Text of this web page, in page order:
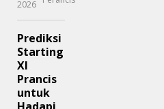
2026
Prediksi
Starting
XI
Prancis
untuk